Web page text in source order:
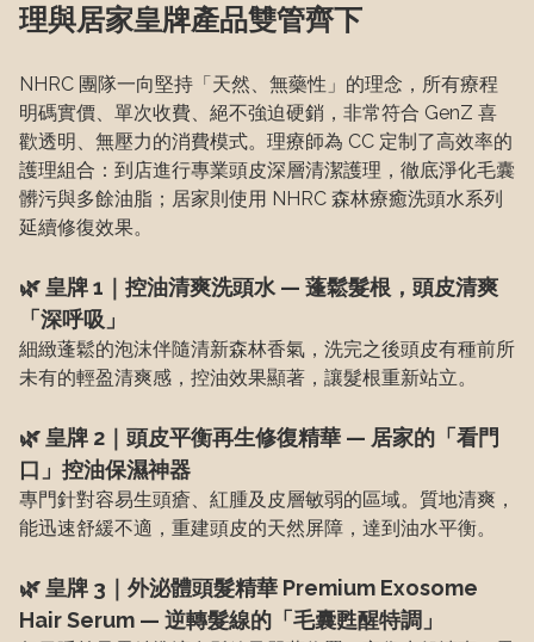
理與居家皇牌產品雙管齊下
NHRC 團隊一向堅持「天然、無藥性」的理念，所有療程
明碼實價、單次收費、絕不強迫硬銷，非常符合 GenZ 喜
歡透明、無壓力的消費模式。理療師為 CC 定制了高效率的
護理組合：到店進行專業頭皮深層清潔護理，徹底淨化毛囊
髒污與多餘油脂；居家則使用 NHRC 森林療癒洗頭水系列
延續修復效果。
🌿 皇牌 1｜控油清爽洗頭水 — 蓬鬆髮根，頭皮清爽
「深呼吸」
細緻蓬鬆的泡沫伴隨清新森林香氣，洗完之後頭皮有種前所
未有的輕盈清爽感，控油效果顯著，讓髮根重新站立。
🌿 皇牌 2｜頭皮平衡再生修復精華 — 居家的「看門
口」控油保濕神器
專門針對容易生頭瘡、紅腫及皮層敏弱的區域。質地清爽，
能迅速舒緩不適，重建頭皮的天然屏障，達到油水平衡。
🌿 皇牌 3｜外泌體頭髮精華 Premium Exosome
Hair Serum — 逆轉髮線的「毛囊甦醒特調」